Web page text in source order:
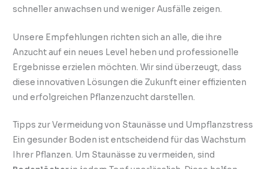
schneller anwachsen und weniger Ausfälle zeigen.
Unsere Empfehlungen richten sich an alle, die ihre
Anzucht auf ein neues Level heben und professionelle
Ergebnisse erzielen möchten. Wir sind überzeugt, dass
diese innovativen Lösungen die Zukunft einer effizienten
und erfolgreichen Pflanzenzucht darstellen.
Tipps zur Vermeidung von Staunässe und Umpflanzstress
Ein gesunder Boden ist entscheidend für das Wachstum
Ihrer Pflanzen. Um Staunässe zu vermeiden, sind